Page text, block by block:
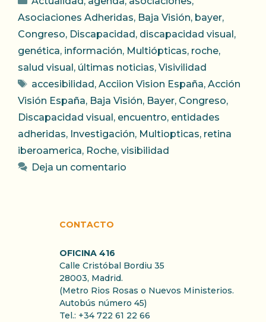
Asociaciones Adheridas, Baja Visión, bayer,
Congreso, Discapacidad , discapacidad visual ,
genética, información, Multiópticas, roche,
salud visual , últimas noticias, Visivilidad
Etiquetas
accesibilidad , Acciion Vision España, Acción
Visión España, Baja Visión, Bayer, Congreso,
Discapacidad visual , encuentro, entidades
adheridas, Investigación, Multiopticas, retina
iberoamerica, Roche, visibilidad
Deja un comentario
CONTACTO
OFICINA 416
Calle Cristóbal Bordiu 35
28003, Madrid.
(Metro Rios Rosas o Nuevos Ministerios.
Autobús número 45)
Tel.: +34 722 61 22 66